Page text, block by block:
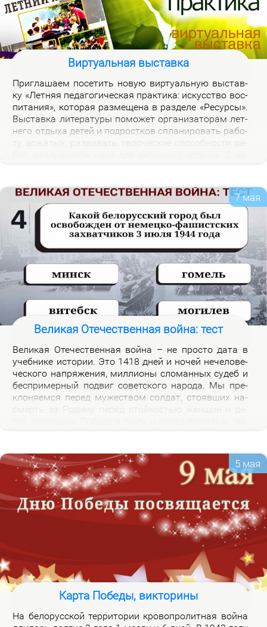
Виртуальная выставка
При­гла­ша­ем по­се­тить но­вую вир­ту­аль­ную вы­став­
ку «Лет­няя пе­да­го­ги­че­ская прак­ти­ка: ис­кус­ство вос­
пи­та­ния», ко­то­рая раз­ме­ще­на в раз­де­ле «Ре­сур­сы».
Вы­став­ка ли­те­ра­ту­ры по­мо­жет ор­га­ни­за­то­рам лет­
не­го от­ды­ха де­тей и под­рост­ков спла­ни­ро­вать ра­бо­
вер­си­те­та.
7 мая
Великая Отечественная война: тест
Ве­ли­кая Оте­че­ствен­ная вой­на – не про­сто да­та в
учеб­ни­ке ис­то­рии. Это 1418 дней и но­чей нече­ло­ве­
че­ско­го на­пря­же­ния, мил­ли­о­ны сло­ман­ных су­деб и
бес­при­мер­ный по­двиг со­вет­ско­го на­ро­да. Мы пре­
кло­ня­ем­ся пе­ред му­же­ством сол­дат, сто­яв­ших на­
ям.
5 мая
Карта Победы, викторины
На бе­ло­рус­ской тер­ри­то­рии кро­во­про­лит­ная вой­на